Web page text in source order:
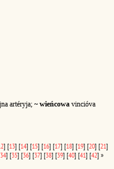
artéryja; ~ wieńcowa vincióva
] [13] [14] [15] [16] [17] [18] [19] [20] [21]
34] [35] [36] [37] [38] [39] [40] [41] [42] »